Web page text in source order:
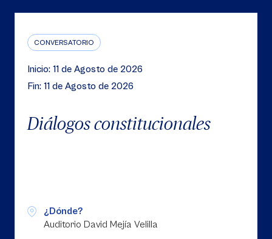
CONVERSATORIO
Inicio: 11 de Agosto de 2026
Fin: 11 de Agosto de 2026
Diálogos constitucionales
¿Dónde?
Auditorio David Mejía Velilla